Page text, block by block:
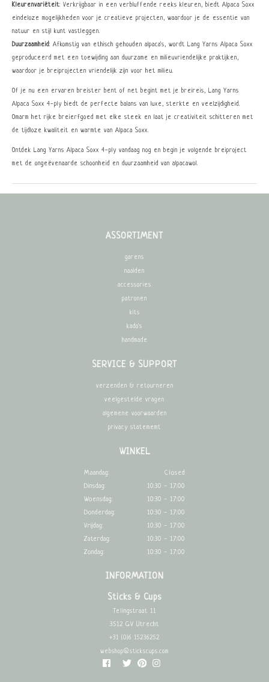
Kleurenvariëteit: Verkrijgbaar in een verbluffende reeks kleuren, biedt Alpaca Soxx
eindeloze mogelijkheden voor je creatieve projecten, waardoor je de essentie van
natuur en stijl kunt vastleggen.
Duurzaamheid: Afkomstig van ethisch gehouden alpaca's, wordt Lang Yarns Alpaca Soxx
geproduceerd met een toewijding aan duurzame en milieuvriendelijke praktijken,
waardoor je breiprojecten vriendelijk zijn voor het milieu.
Of je nu een ervaren breister bent of net begint met je breireis, Lang Yarns
Alpaca Soxx 4-ply biedt de perfecte balans van luxe, sterkte en veelzijdigheid.
Omarm het rijke breierfgoed met elke steek en laat je creativiteit schitteren met
de tijdloze kwaliteit en warmte van Alpaca Soxx.
Ontdek Lang Yarns Alpaca Soxx 4-ply vandaag nog en begin je volgende breiproject
met de ongeëvenaarde schoonheid en duurzaamheid van alpacawol.
ASSORTIMENT
garens
naalden
accessories
patronen
kits
kado's
handmade
SERVICE & SUPPORT
verzenden & retourneren
veelgestelde vragen
algemene voorwaarden
privacy statememt
WINKEL
Maandag:
Closed
Dinsdag:
10:30 - 17:00
Woensdag:
10:30 - 17:00
Donderdag:
10:30 - 17:00
Vrijdag:
10:30 - 17:00
Zaterdag:
10:30 - 17:00
Zondag:
10:30 - 17:00
INFORMATION
Sticks & Cups
Telingstraat 11
3512 GV Utrecht
+31 (0)6 15236252
webshop@stickscups.com